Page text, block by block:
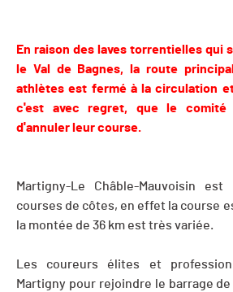
En raison des laves torrentielles qui
le Val de Bagnes, la route
athlètes est fermé à la circulation
c'est avec regret, que le comité
d'annuler leur course.
Martigny-Le Châble-Mauvoisin
courses de côtes, en effet la course
la montée de 36 km est très variée.
Les coureurs élites et
Martigny pour rejoindre le barrage